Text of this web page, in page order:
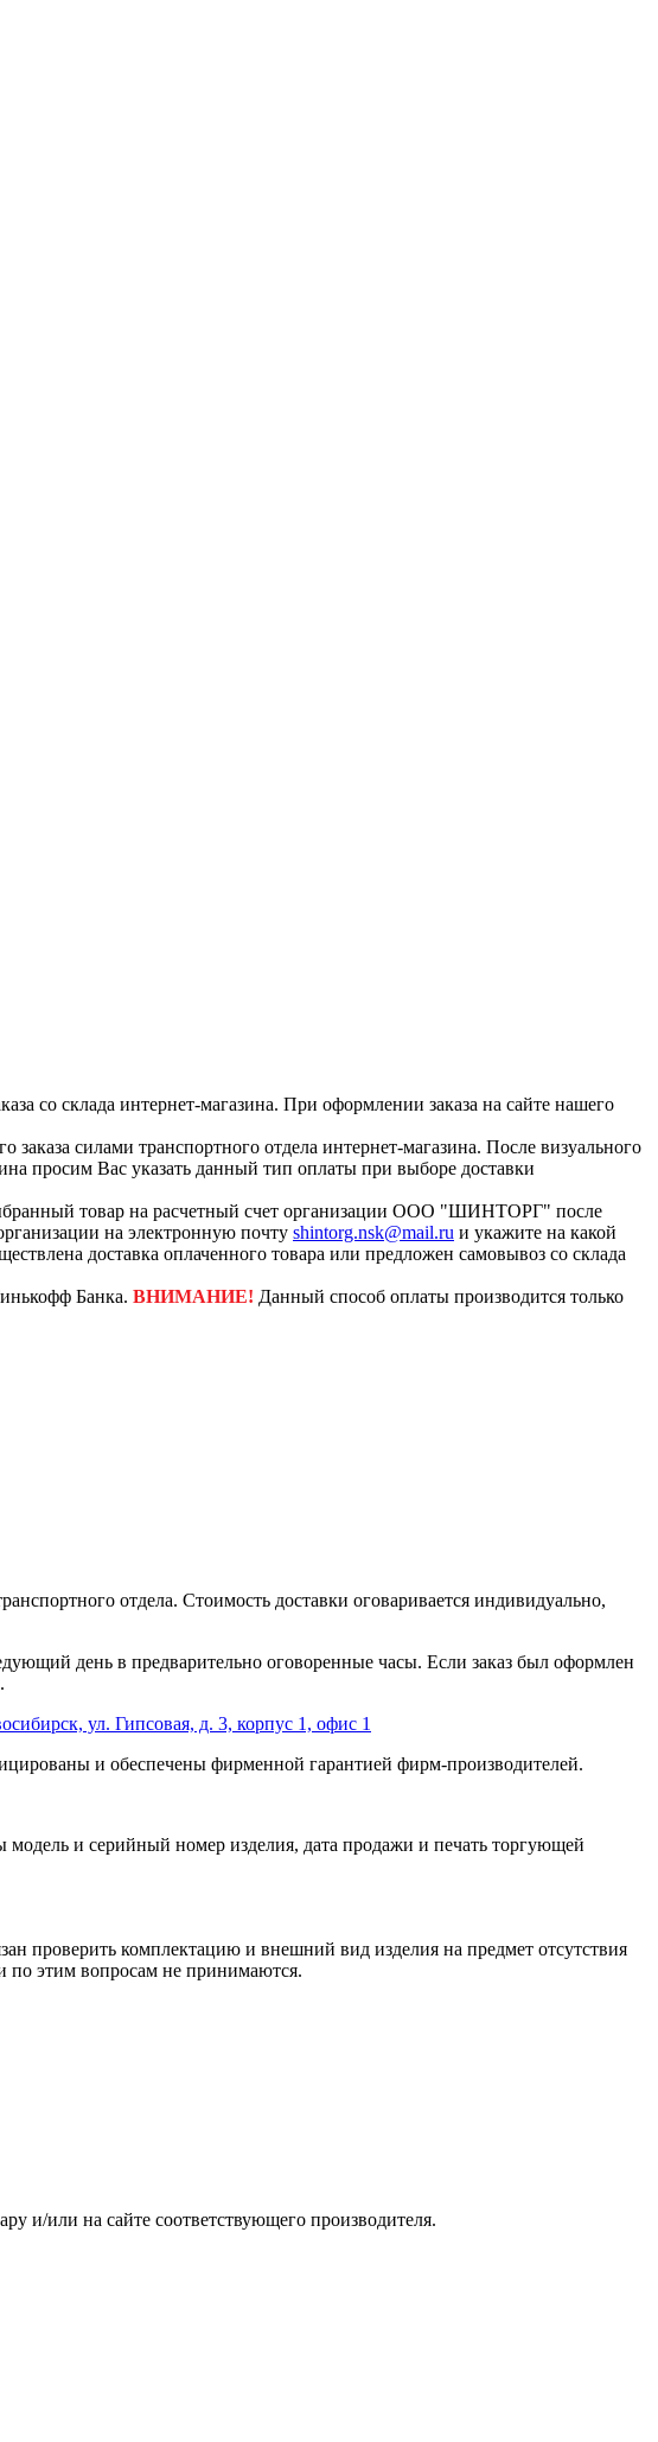
со склада интернет-магазина. При оформлении заказа на сайте нашего
силами транспортного отдела интернет-магазина. После визуального
просим Вас указать данный тип оплаты при выборе доставки
товар на расчетный счет организации ООО "ШИНТОРГ" после
на электронную почту shintorg.nsk@mail.ru и укажите на какой
доставка оплаченного товара или предложен самовывоз со склада
Банка. ВНИМАНИЕ! Данный способ оплаты производится только
отдела. Стоимость доставки оговаривается индивидуально,
день в предварительно оговоренные часы. Если заказ был оформлен
ул. Гипсовая, д. 3, корпус 1, офис 1
и обеспечены фирменной гарантией фирм-производителей.
и серийный номер изделия, дата продажи и печать торгующей
проверить комплектацию и внешний вид изделия на предмет отсутствия
по этим вопросам не принимаются.
и/или на сайте соответствующего производителя.